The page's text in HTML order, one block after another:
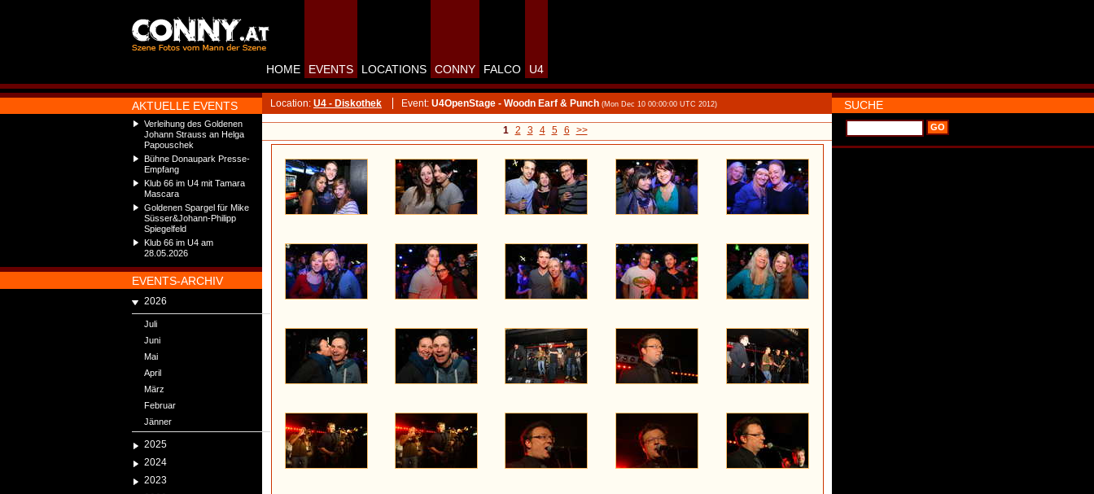
AKTUELLE EVENTS
Verleihung des Goldenen
Johann Strauss an Helga
Papouschek
Bühne Donaupark Presse-
Empfang
Klub 66 im U4 mit Tamara
Mascara
Goldenen Spargel für Mike
Süsser&Johann-Philipp
Spiegelfeld
Klub 66 im U4 am
28.05.2026
EVENTS-ARCHIV
2026
Juli
Juni
Mai
April
März
Februar
Jänner
2025
2024
2023
HOME EVENTS LOCATIONS CONNY FALCO U4
Location: U4 - Diskothek Event: U4OpenStage - Woodn Earf & Punch (Mon Dec 10 00:00:00 UTC 2012)
1 2 3 4 5 6 >>
SUCHE